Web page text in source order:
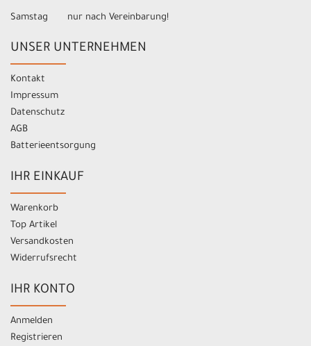
Samstag nur nach Vereinbarung!
UNSER UNTERNEHMEN
Kontakt
Impressum
Datenschutz
AGB
Batterieentsorgung
IHR EINKAUF
Warenkorb
Top Artikel
Versandkosten
Widerrufsrecht
IHR KONTO
Anmelden
Registrieren